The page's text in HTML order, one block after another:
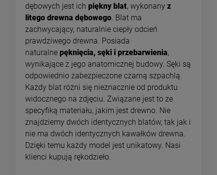
dębowych jest ich piękny blat, wykonany z
litego drewna dębowego. Blat ma
zachwycający, naturalnie ciepły odcień
prawdziwego drewna. Posiada
naturalne pęknięcia, sęki i przebarwienia,
wynikające z jego anatomicznej budowy. Sęki są
odpowiednio zabezpieczone czarną szpachlą.
Każdy blat różni się nieznacznie od produktu
widocznego na zdjęciu. Związane jest to ze
specyfiką materiału, jakim jest drewno. Nie
znajdziemy dwóch identycznych blatów, tak jak i
nie ma dwóch identycznych kawałków drewna.
Dzięki temu każdy model jest unikatowy. Nasi
klienci kupują rękodzieło.